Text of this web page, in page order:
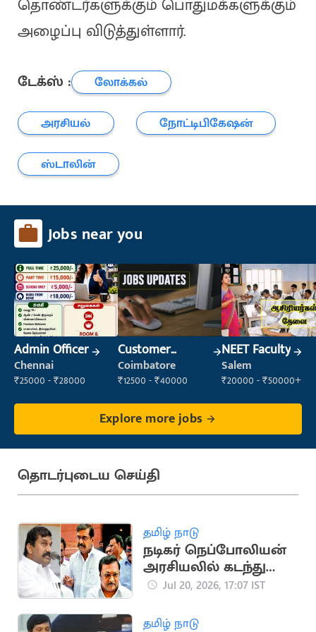
தொண்டர்களுக்கும் பொதுமக்களுக்கும்
அழைப்பு விடுத்துள்ளார்.
டேக்ஸ் :
லோக்கல்
அரசியல்
நோட்டிபிகேஷன்
ஸ்டாலின்
Jobs near you
Admin Officer
Chennai
₹25000 - ₹28000
Customer
Support Officer
Coimbatore
₹12500 - ₹40000
NEET Faculty
Salem
₹20000 - ₹50000+
Explore more jobs
தொடர்புடைய செய்தி
தமிழ் நாடு
நடிகர் நெப்போலியன்
அரசியலில் கடந்து
வந்த முக்கிய
Jul 20, 2026, 17:07 IST
தமிழ் நாடு